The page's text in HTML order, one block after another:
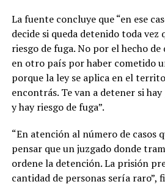
La fuente concluye que “en ese
decide si queda detenido toda vez
riesgo de fuga. No por el hecho
en otro país por haber cometido
porque la ley se aplica en el
encontrás. Te van a detener si
y hay riesgo de fuga”.
“En atención al número de casos
pensar que un juzgado donde
ordene la detención. La prisión
cantidad de personas sería raro”,